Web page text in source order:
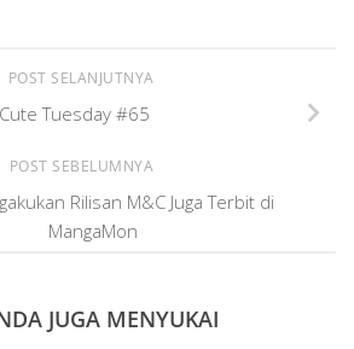
POST SELANJUTNYA
Cute Tuesday #65
POST SEBELUMNYA
Rilisan M&C Juga Terbit di
MangaMon
JUGA MENYUKAI